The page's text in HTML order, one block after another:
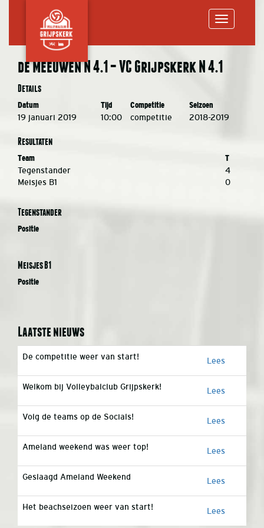
de Meeuwen N 4.1 – VC Grijpskerk N 4.1
Details
Datum Tijd Competitie Seizoen
19 januari 2019 10:00 competitie 2018-2019
Resultaten
Team T
Tegenstander
4
Meisjes B1
0
Tegenstander
Positie
Meisjes B1
Positie
Laatste nieuws
De competitie weer van start! Lees
Welkom bij Volleybalclub Grijpskerk! Lees
Volg de teams op de Socials! Lees
Ameland weekend was weer top! Lees
Geslaagd Ameland Weekend Lees
Het beachseizoen weer van start! Lees